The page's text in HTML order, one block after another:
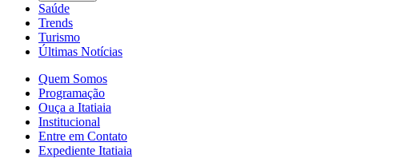
Saúde
Trends
Turismo
Últimas Notícias
Quem Somos
Programação
Ouça a Itatiaia
Institucional
Entre em Contato
Expediente Itatiaia